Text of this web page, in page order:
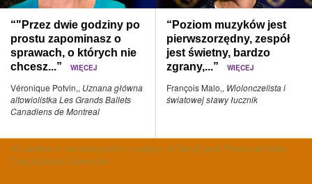
“"Przez dwie godziny po
prostu zapominasz o
sprawach, o których nie
chcesz...”
WIĘCEJ
Véronique Potvin,, Uznana główna
altowiolistka Les Grands Ballets
Canadiens de Montreal
“Poziom muzyków jest
pierwszorzędny, zespół
jest świetny, bardzo
zgrany,...”WIĘCEJ
François Malo,, Wiolonczelista i
światowej sławy łucznik
All audience member quotes courtesy of The Epoch Times and New
Tang Dynasty Television.